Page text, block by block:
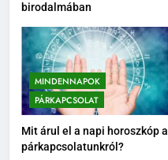
birodalmában
MINDENNAPOK
PÁRKAPCSOLAT
Mit árul el a napi horoszkóp a
párkapcsolatunkról?